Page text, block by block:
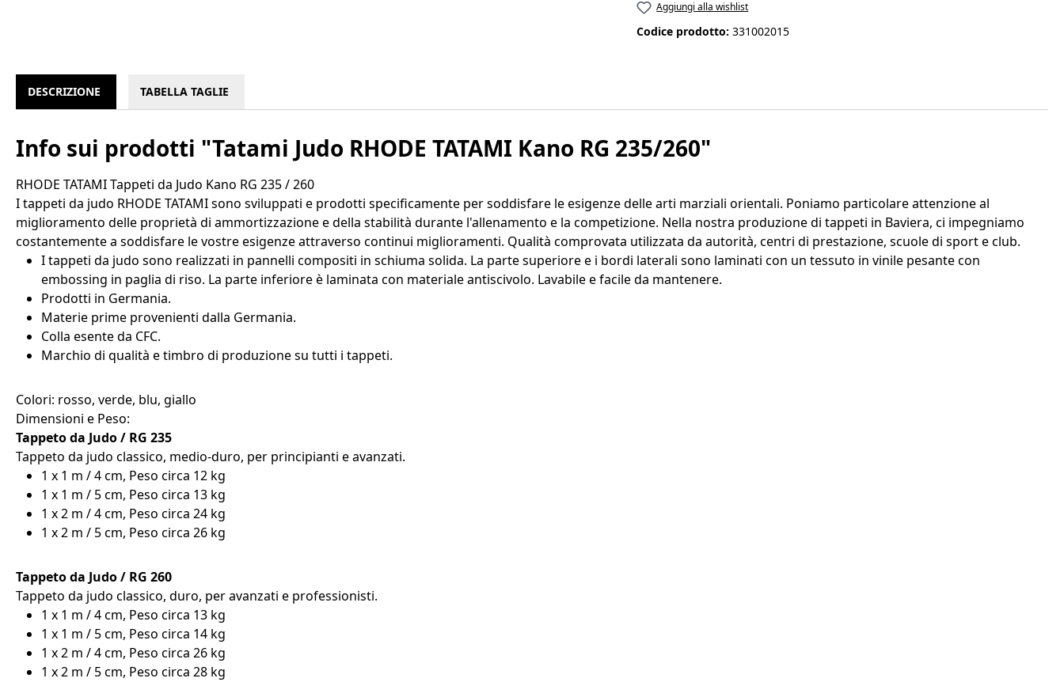
Aggiungi alla wishlist
Codice prodotto: 331002015
DESCRIZIONE TABELLA TAGLIE
Info sui prodotti "Tatami Judo RHODE TATAMI Kano RG 235/260"
RHODE TATAMI Tappeti da Judo Kano RG 235 / 260
I tappeti da judo RHODE TATAMI sono sviluppati e prodotti specificamente per soddisfare le esigenze delle arti marziali orientali. Poniamo particolare attenzione al
miglioramento delle proprietà di ammortizzazione e della stabilità durante l'allenamento e la competizione. Nella nostra produzione di tappeti in Baviera, ci impegniamo
costantemente a soddisfare le vostre esigenze attraverso continui miglioramenti. Qualità comprovata utilizzata da autorità, centri di prestazione, scuole di sport e club.
I tappeti da judo sono realizzati in pannelli compositi in schiuma solida. La parte superiore e i bordi laterali sono laminati con un tessuto in vinile pesante con
embossing in paglia di riso. La parte inferiore è laminata con materiale antiscivolo. Lavabile e facile da mantenere.
Prodotti in Germania.
Materie prime provenienti dalla Germania.
Colla esente da CFC.
Marchio di qualità e timbro di produzione su tutti i tappeti.
Colori: rosso, verde, blu, giallo
Dimensioni e Peso:
Tappeto da Judo / RG 235
Tappeto da judo classico, medio-duro, per principianti e avanzati.
1 x 1 m / 4 cm, Peso circa 12 kg
1 x 1 m / 5 cm, Peso circa 13 kg
1 x 2 m / 4 cm, Peso circa 24 kg
1 x 2 m / 5 cm, Peso circa 26 kg
Tappeto da Judo / RG 260
Tappeto da judo classico, duro, per avanzati e professionisti.
1 x 1 m / 4 cm, Peso circa 13 kg
1 x 1 m / 5 cm, Peso circa 14 kg
1 x 2 m / 4 cm, Peso circa 26 kg
1 x 2 m / 5 cm, Peso circa 28 kg